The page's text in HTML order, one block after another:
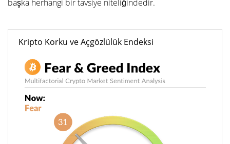
başka herhangi bir tavsiye niteliğindedir.
Kripto Korku ve Açgözlülük Endeksi